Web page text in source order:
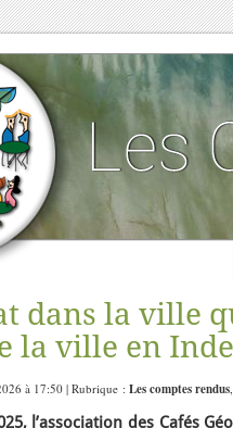
dans la ville
la ville en
à 17:50 | Rubrique : Les comptes rendus,
l’association des Cafés